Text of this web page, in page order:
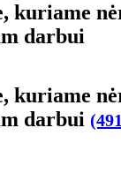
kuriame
darbui
kuriame
darbui